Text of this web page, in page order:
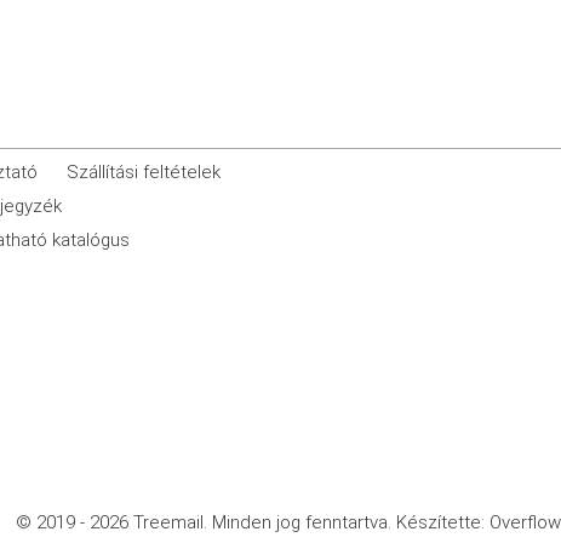
Szállítási feltételek
katalógus
© 2019 - 2026 Treemail. Minden jog fenntartva. Készítette: